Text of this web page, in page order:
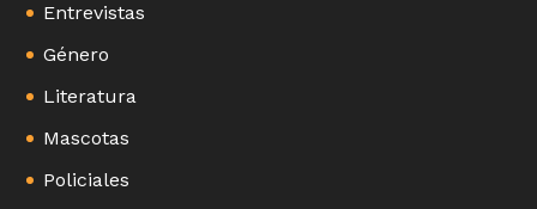
Entrevistas
Género
Literatura
Mascotas
Policiales